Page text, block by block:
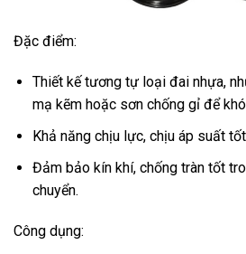
Đặc điểm:
Thiết kế tương tự loại đai nhựa,
mạ kẽm hoặc sơn chống gỉ để
Khả năng chịu lực, chịu áp suất
Đảm bảo kín khí, chống tràn tốt
chuyển.
Công dụng: